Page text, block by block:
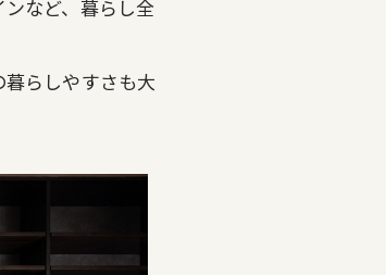
など、暮らし全
らしやすさも大